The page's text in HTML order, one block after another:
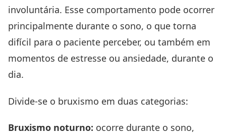
involuntária. Esse comportamento pode ocorrer
principalmente durante o sono, o que torna
difícil para o paciente perceber, ou também em
momentos de estresse ou ansiedade, durante o
dia.
Divide-se o bruxismo em duas categorias:
Bruxismo noturno: ocorre durante o sono,